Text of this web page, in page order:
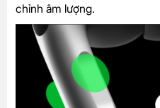
chỉnh âm lượng.